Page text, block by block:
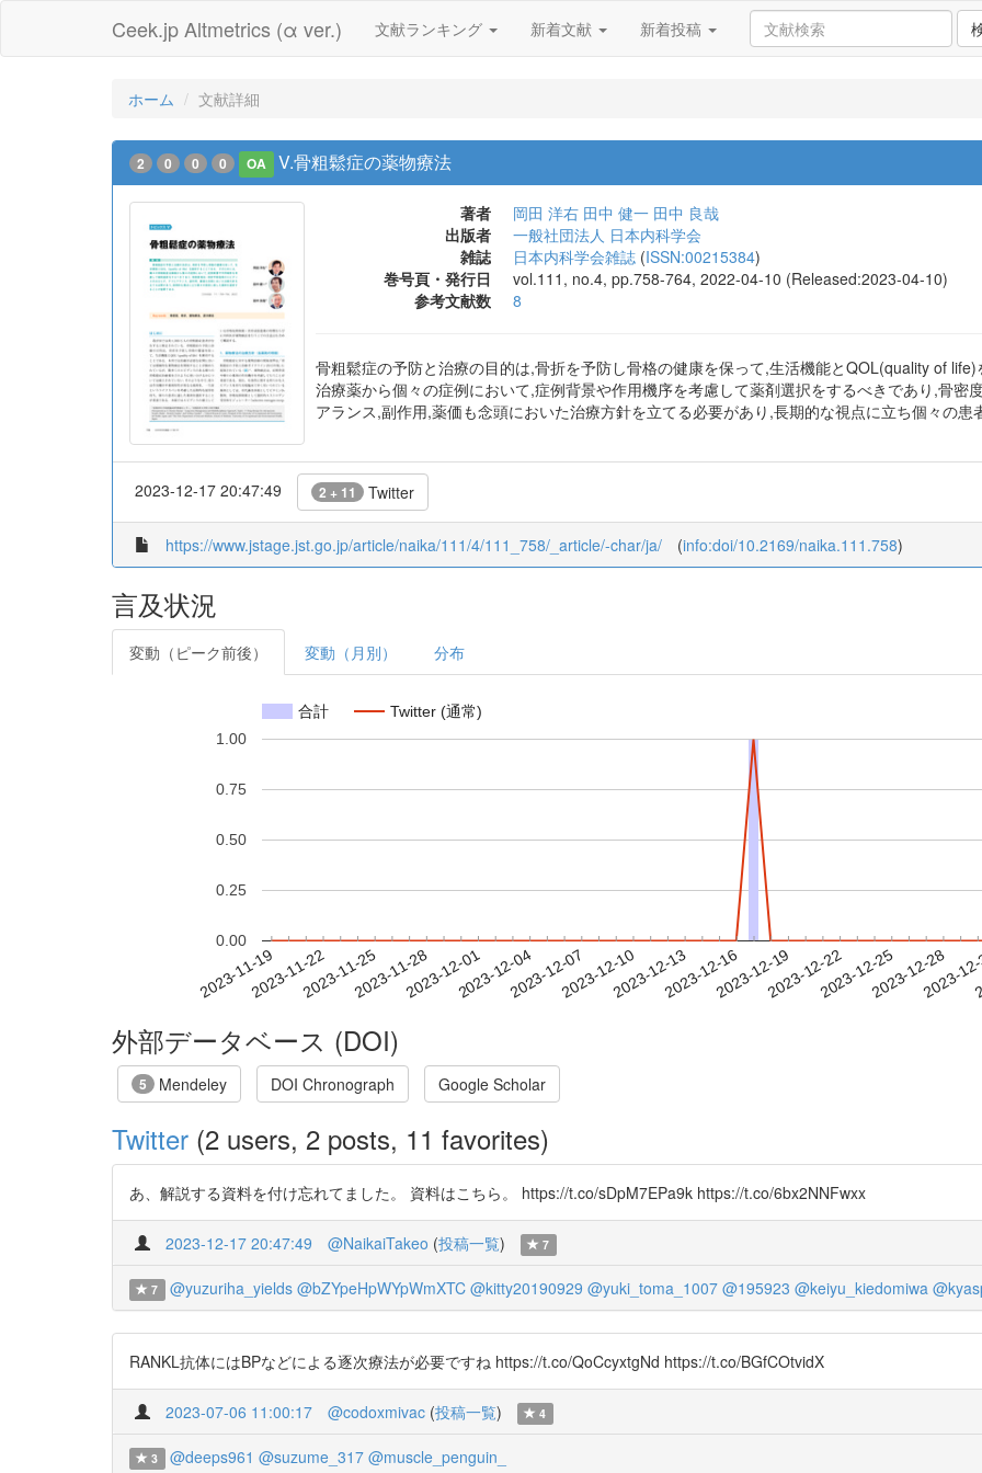
Ceek.jp Altmetrics (α ver.) 文献ランキング 新着文献 新着投稿
ホーム 文献詳細
2 0 0 0 OA V.骨粗鬆症の薬物療法
著者 岡田 洋右 田中 健一 田中 良哉
出版者
一般社団法人 日本内科学会
雑誌
日本内科学会雑誌 (ISSN:00215384)
巻号頁・発行日
vol.111, no.4, pp.758-764, 2022-04-10 (Released:2023-04-10)
参考文献数
8
骨粗鬆症の予防と治療の目的は,骨折を予防し骨格の健康を保って,生活機能とQOL(quality of
治療薬から個々の症例において,症例背景や作用機序を考慮して薬剤選択をするべきであり,骨密
アランス,副作用,薬価も念頭においた治療方針を立てる必要があり,長期的な視点に立ち個々の
2023-12-17 20:47:49 2 + 11 Twitter
https://www.jstage.jst.go.jp/article/naika/111/4/111_758/_article/-char/ja/ (info:doi/10.2169/naika.111.758)
言及状況
変動（ピーク前後） 変動（月別） 分布
合計 Twitter (通常)
2023-11-192023-11-222023-11-252023-11-282023-12-012023-12-042023-12-072023-12-102023-12-132023-12-162023-12-192023-12-222023-12-252023-12-28
2023-
0.00
0.25
0.50
0.75
1.00
外部データベース (DOI)
5 Mendeley DOI Chronograph Google Scholar
Twitter (2 users, 2 posts, 11 favorites)
あ、解説する資料を付け忘れてました。 資料はこちら。 https://t.co/sDpM7EPa9k https://t.co/6bx2NNFwxx
2023-12-17 20:47:49 @NaikaiTakeo (投稿一覧) 7
7 @yuzuriha_yields @bZYpeHpWYpWmXTC @kitty20190929 @yuki_toma_1007 @195923 @keiyu_kiedomiwa
RANKL抗体にはBPなどによる逐次療法が必要ですね https://t.co/QoCcyxtgNd https://t.co/BGfCOtvidX
2023-07-06 11:00:17 @codoxmivac (投稿一覧) 4
3 @deeps961 @suzume_317 @muscle_penguin_